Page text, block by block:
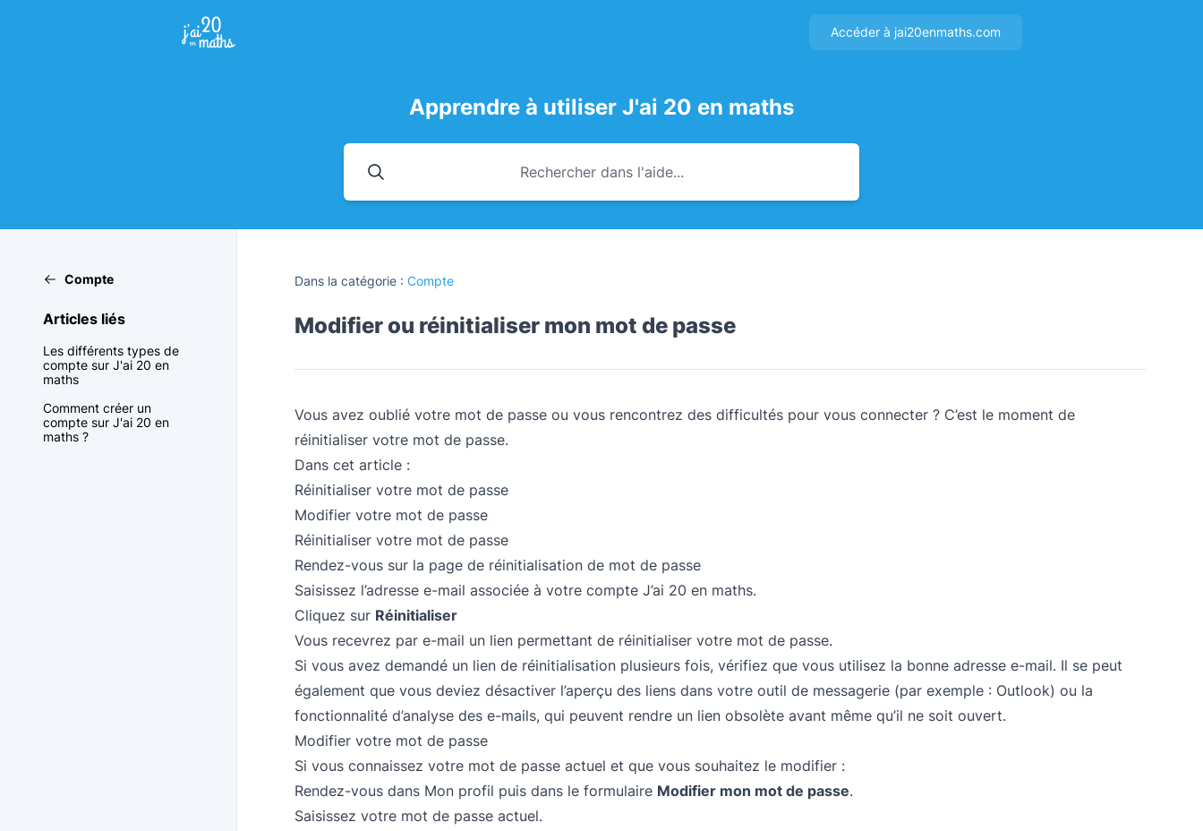
Accéder à jai20enmaths.com
Apprendre à utiliser J'ai 20 en maths
Compte
Articles liés
Les différents types de
compte sur J'ai 20 en
maths
Comment créer un
compte sur J'ai 20 en
maths ?
Dans la catégorie : Compte
Modifier ou réinitialiser mon mot de passe
Vous avez oublié votre mot de passe ou vous rencontrez des difficultés pour vous connecter ? C’est le moment de
réinitialiser votre mot de passe.
Dans cet article :
Réinitialiser votre mot de passe
Modifier votre mot de passe
Réinitialiser votre mot de passe
Rendez-vous sur la page de réinitialisation de mot de passe
Saisissez l’adresse e-mail associée à votre compte J’ai 20 en maths.
Cliquez sur Réinitialiser
Vous recevrez par e-mail un lien permettant de réinitialiser votre mot de passe.
Si vous avez demandé un lien de réinitialisation plusieurs fois, vérifiez que vous utilisez la bonne adresse e-mail. Il se peut
également que vous deviez désactiver l’aperçu des liens dans votre outil de messagerie (par exemple : Outlook) ou la
fonctionnalité d’analyse des e-mails, qui peuvent rendre un lien obsolète avant même qu’il ne soit ouvert.
Modifier votre mot de passe
Si vous connaissez votre mot de passe actuel et que vous souhaitez le modifier :
Rendez-vous dans Mon profil puis dans le formulaire Modifier mon mot de passe.
Saisissez votre mot de passe actuel.